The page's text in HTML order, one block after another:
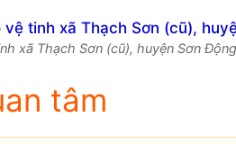
xã Thạch Sơn (cũ), huyện Sơn
tâm